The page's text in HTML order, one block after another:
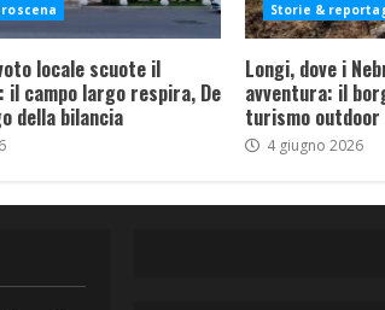
locale scuote il
campo largo respira, De
della bilancia
Storie &
Longi, dove i
avventura: il
turismo outdoor
4 giugno 2026